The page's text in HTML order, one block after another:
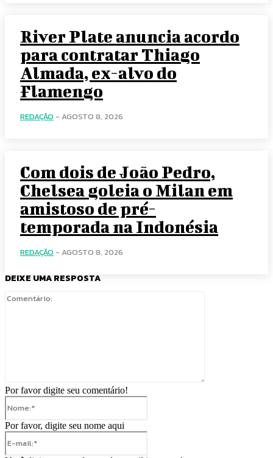
River Plate anuncia acordo
para contratar Thiago
Almada, ex-alvo do
Flamengo
REDAÇÃO - AGOSTO 8, 2026
Com dois de João Pedro,
Chelsea goleia o Milan em
amistoso de pré-
temporada na Indonésia
REDAÇÃO - AGOSTO 8, 2026
DEIXE UMA RESPOSTA
Por favor digite seu comentário!
Por favor, digite seu nome aqui